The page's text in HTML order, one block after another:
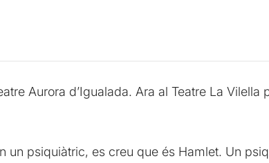
Aurora d’Igualada. Ara al Teatre La Vilella
un psiquiàtric, es creu que és Hamlet. Un